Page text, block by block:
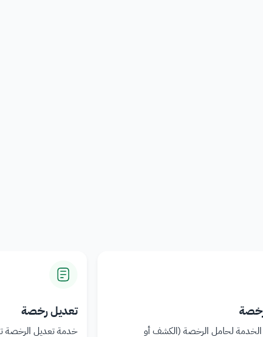
لحامل الرخصة (الكشف أو
تعديل رخصة
خدمة تعديل الرخصة